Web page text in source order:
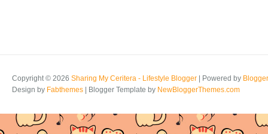
Copyright © 2026 Sharing My Ceritera - Lifestyle Blogger | Powered by Blogger
Design by Fabthemes | Blogger Template by NewBloggerThemes.com